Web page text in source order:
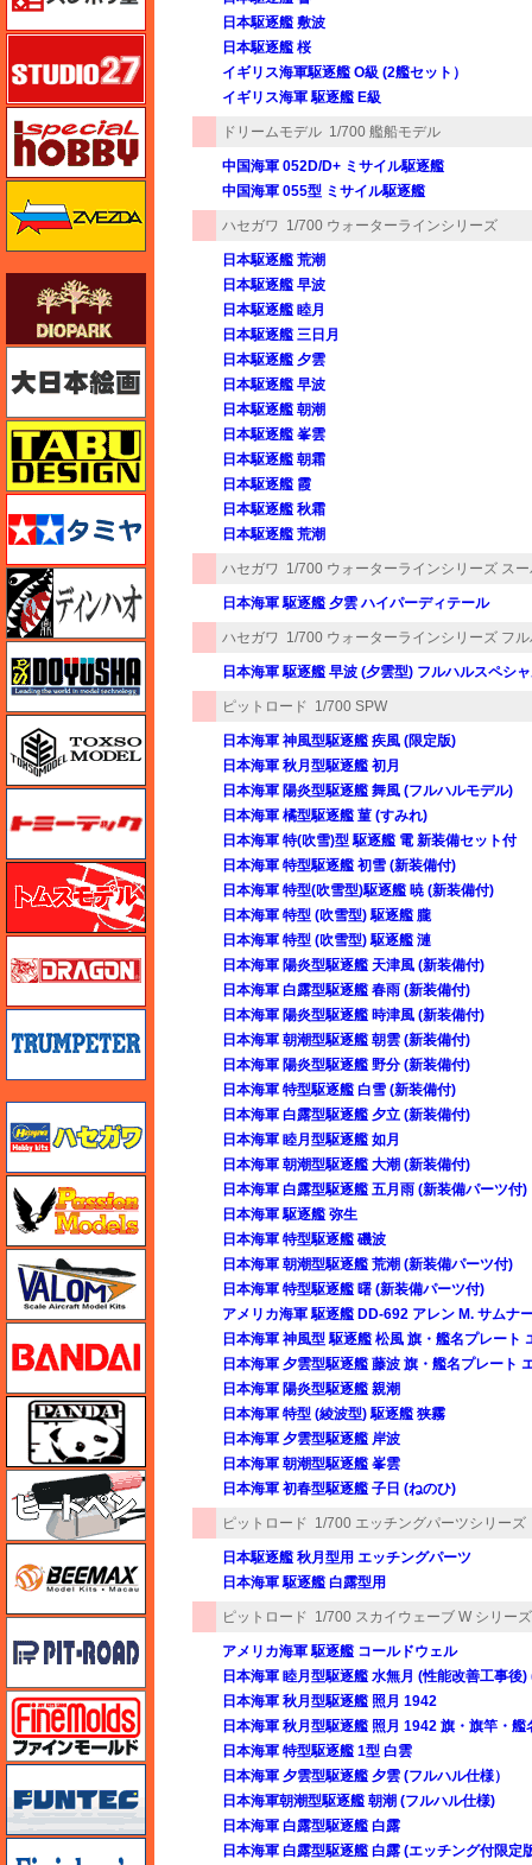
日本駆逐艦 敷波
日本駆逐艦 桜
イギリス海軍駆逐艦 O級 (2艦セット）
イギリス海軍 駆逐艦 E級
ドリームモデル 1/700 艦船モデル
中国海軍 052D/D+ ミサイル駆逐艦
中国海軍 055型 ミサイル駆逐艦
ハセガワ 1/700 ウォーターラインシリーズ
日本駆逐艦 荒潮
日本駆逐艦 早波
日本駆逐艦 睦月
日本駆逐艦 三日月
日本駆逐艦 夕雲
日本駆逐艦 早波
日本駆逐艦 朝潮
日本駆逐艦 峯雲
日本駆逐艦 朝霜
日本駆逐艦 霞
日本駆逐艦 秋霜
日本駆逐艦 荒潮
ハセガワ 1/700 ウォーターラインシリーズ ス
日本海軍 駆逐艦 夕雲 ハイパーディテール
ハセガワ 1/700 ウォーターラインシリーズ フ
日本海軍 駆逐艦 早波 (夕雲型) フルハルスペシ
ピットロード 1/700 SPW
日本海軍 神風型駆逐艦 疾風 (限定版)
日本海軍 秋月型駆逐艦 初月
日本海軍 陽炎型駆逐艦 舞風 (フルハルモデル)
日本海軍 橘型駆逐艦 菫 (すみれ)
日本海軍 特(吹雪)型 駆逐艦 電 新装備セット付
日本海軍 特型駆逐艦 初雪 (新装備付)
日本海軍 特型(吹雪型)駆逐艦 暁 (新装備付)
日本海軍 特型 (吹雪型) 駆逐艦 朧
日本海軍 特型 (吹雪型) 駆逐艦 漣
日本海軍 陽炎型駆逐艦 天津風 (新装備付)
日本海軍 白露型駆逐艦 春雨 (新装備付)
日本海軍 陽炎型駆逐艦 時津風 (新装備付)
日本海軍 朝潮型駆逐艦 朝雲 (新装備付)
日本海軍 陽炎型駆逐艦 野分 (新装備付)
日本海軍 特型駆逐艦 白雪 (新装備付)
日本海軍 白露型駆逐艦 夕立 (新装備付)
日本海軍 睦月型駆逐艦 如月
日本海軍 朝潮型駆逐艦 大潮 (新装備付)
日本海軍 白露型駆逐艦 五月雨 (新装備パーツ付)
日本海軍 駆逐艦 弥生
日本海軍 特型駆逐艦 磯波
日本海軍 朝潮型駆逐艦 荒潮 (新装備パーツ付)
日本海軍 特型駆逐艦 曙 (新装備パーツ付)
アメリカ海軍 駆逐艦 DD-692 アレン M. サムナ
日本海軍 神風型 駆逐艦 松風 旗・艦名プレート
日本海軍 夕雲型駆逐艦 藤波 旗・艦名プレート
日本海軍 陽炎型駆逐艦 親潮
日本海軍 特型 (綾波型) 駆逐艦 狭霧
日本海軍 夕雲型駆逐艦 岸波
日本海軍 朝潮型駆逐艦 峯雲
日本海軍 初春型駆逐艦 子日 (ねのひ)
ピットロード 1/700 エッチングパーツシリーズ
日本駆逐艦 秋月型用 エッチングパーツ
日本海軍 駆逐艦 白露型用
ピットロード 1/700 スカイウェーブ W シリーズ
アメリカ海軍 駆逐艦 コールドウェル
日本海軍 睦月型駆逐艦 水無月 (性能改善工事後
日本海軍 秋月型駆逐艦 照月 1942
日本海軍 秋月型駆逐艦 照月 1942 旗・旗竿・
日本海軍 特型駆逐艦 1型 白雲
日本海軍 夕雲型駆逐艦 夕雲 (フルハル仕様）
日本海軍朝潮型駆逐艦 朝潮 (フルハル仕様)
日本海軍 白露型駆逐艦 白露
日本海軍 白露型駆逐艦 白露 (エッチング付限定
スタジオ27・タブデザイン
スペシャルホビー
ズベズダ（Zvezda）
ダイオパーク（diopark）
タブデザイン・スタジオ27
ディン・ハオ
トキソモデル（toxso_model）
トミーテック
トムスモデル
トランペッター
バロムモデル
パンダホビー
ヒートペン（十和田技研・ブレインファクトリー）
ピットロード
ファインモールド
funtec（ファンテック）
フィニッシャーズ